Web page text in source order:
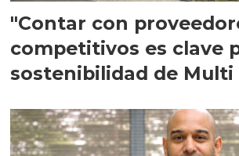
"Contar con
competitivos es clave
sostenibilidad de Multi